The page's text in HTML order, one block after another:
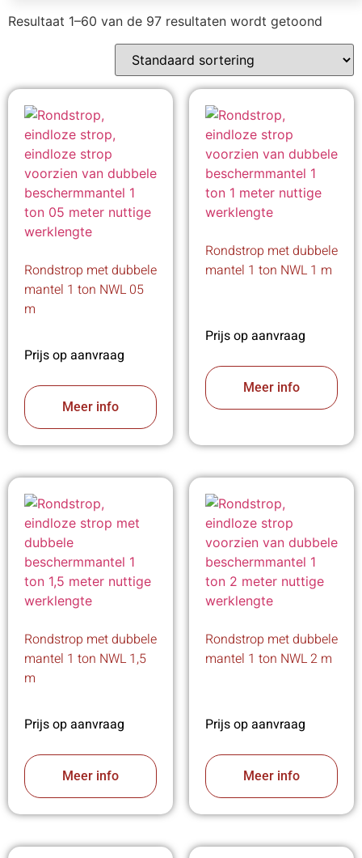
Resultaat 1–60 van de 97 resultaten wordt getoond
Rondstrop met dubbele
mantel 1 ton NWL 05
m
Prijs op aanvraag
Meer info
Rondstrop met dubbele
mantel 1 ton NWL 1 m
Prijs op aanvraag
Meer info
Rondstrop met dubbele
mantel 1 ton NWL 1,5
m
Prijs op aanvraag
Meer info
Rondstrop met dubbele
mantel 1 ton NWL 2 m
Prijs op aanvraag
Meer info